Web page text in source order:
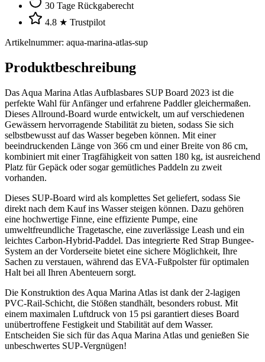
30 Tage Rückgaberecht
4.8 ★ Trustpilot
Artikelnummer: aqua-marina-atlas-sup
Produktbeschreibung
Das Aqua Marina Atlas Aufblasbares SUP Board 2023 ist die
perfekte Wahl für Anfänger und erfahrene Paddler gleichermaßen.
Dieses Allround-Board wurde entwickelt, um auf verschiedenen
Gewässern hervorragende Stabilität zu bieten, sodass Sie sich
selbstbewusst auf das Wasser begeben können. Mit einer
beeindruckenden Länge von 366 cm und einer Breite von 86 cm,
kombiniert mit einer Tragfähigkeit von satten 180 kg, ist ausreichend
Platz für Gepäck oder sogar gemütliches Paddeln zu zweit
vorhanden.
Dieses SUP-Board wird als komplettes Set geliefert, sodass Sie
direkt nach dem Kauf ins Wasser steigen können. Dazu gehören
eine hochwertige Finne, eine effiziente Pumpe, eine
umweltfreundliche Tragetasche, eine zuverlässige Leash und ein
leichtes Carbon-Hybrid-Paddel. Das integrierte Red Strap Bungee-
System an der Vorderseite bietet eine sichere Möglichkeit, Ihre
Sachen zu verstauen, während das EVA-Fußpolster für optimalen
Halt bei all Ihren Abenteuern sorgt.
Die Konstruktion des Aqua Marina Atlas ist dank der 2-lagigen
PVC-Rail-Schicht, die Stößen standhält, besonders robust. Mit
einem maximalen Luftdruck von 15 psi garantiert dieses Board
unübertroffene Festigkeit und Stabilität auf dem Wasser.
Entscheiden Sie sich für das Aqua Marina Atlas und genießen Sie
unbeschwertes SUP-Vergnügen!